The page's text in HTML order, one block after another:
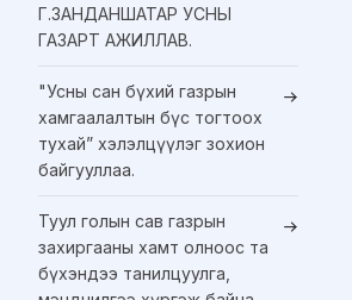
Г.ЗАНДАНШАТАР УСНЫ
ГАЗАРТ АЖИЛЛАВ.
"Усны сан бүхий газрын
хамгаалалтын бүс тогтоох
тухай” хэлэлцүүлэг зохион
байгууллаа.
Туул голын сав газрын
захиргааны хамт олноос та
бүхэндээ танилцуулга,